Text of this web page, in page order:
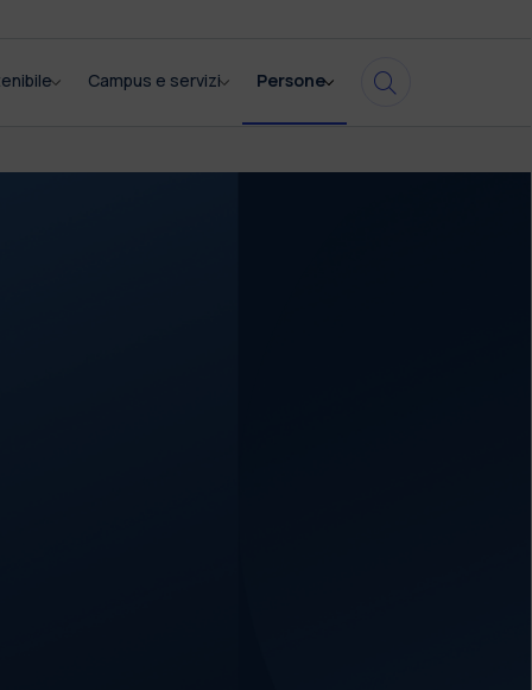
Campus e servizi Persone